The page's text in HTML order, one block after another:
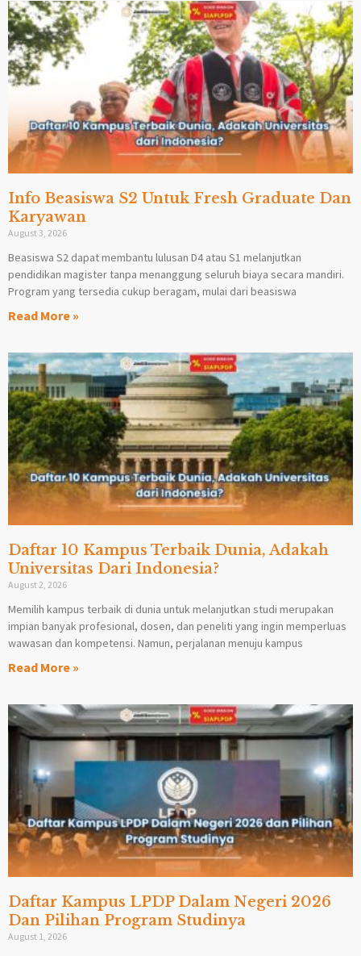
Info Beasiswa S2 Untuk Fresh Graduate Dan
Karyawan
August 3, 2026
Beasiswa S2 dapat membantu lulusan D4 atau S1 melanjutkan
pendidikan magister tanpa menanggung seluruh biaya secara mandiri.
Program yang tersedia cukup beragam, mulai dari beasiswa
Read More »
Daftar 10 Kampus Terbaik Dunia, Adakah
Universitas Dari Indonesia?
August 2, 2026
Memilih kampus terbaik di dunia untuk melanjutkan studi merupakan
impian banyak profesional, dosen, dan peneliti yang ingin memperluas
wawasan dan kompetensi. Namun, perjalanan menuju kampus
Read More »
Daftar Kampus LPDP Dalam Negeri 2026
Dan Pilihan Program Studinya
August 1, 2026